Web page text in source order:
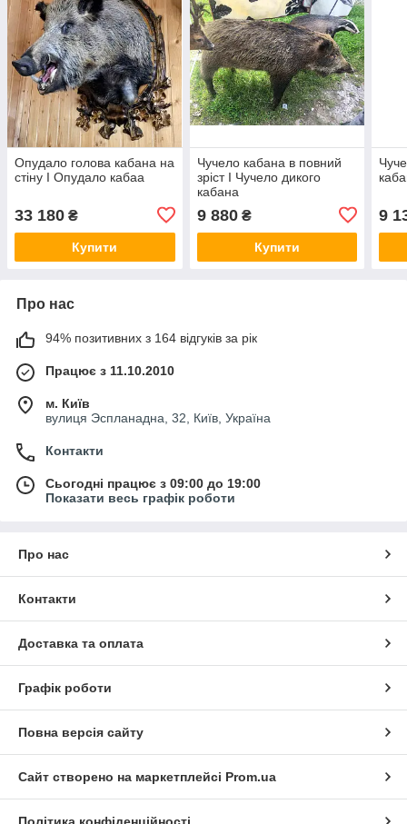
Опудало голова кабана на
стіну I Опудало кабаа
33 180 ₴
Купити
Чучело кабана в повний
зріст I Чучело дикого
кабана
9 880₴
Купити
9
Про нас
94% позитивних з 164 відгуків за рік
Працює з 11.10.2010
м. Київ
вулиця Эспланадна, 32, Київ, Україна
Контакти
Сьогодні працює з 09:00 до 19:00
Показати весь графік роботи
Про нас
Контакти
Доставка та оплата
Графік роботи
Повна версія сайту
Сайт створено на маркетплейсі Prom.ua